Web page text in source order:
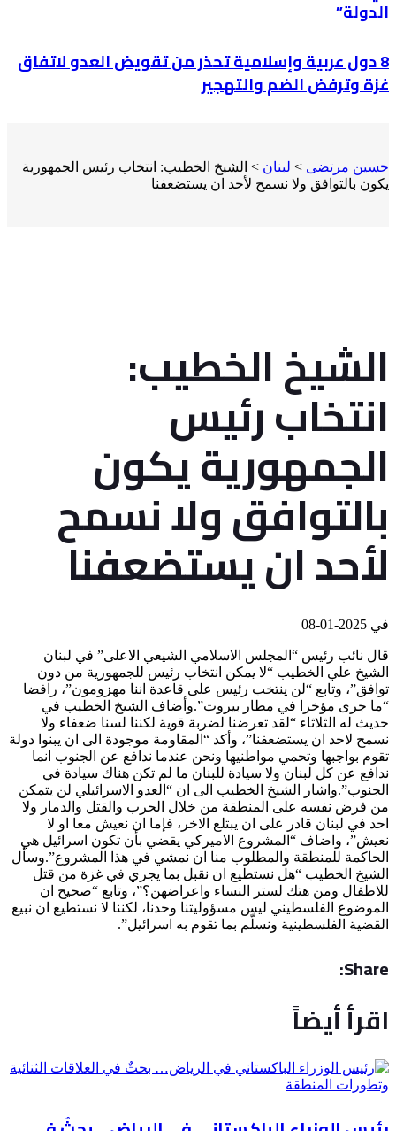
الدولة”
8 دول عربية وإسلامية تحذر من تقويض العدو لاتفاق
غزة وترفض الضم والتهجير
حسين مرتضى > لبنان > الشيخ الخطيب: انتخاب رئيس الجمهورية
يكون بالتوافق ولا نسمح لأحد ان يستضعفنا
الشيخ الخطيب:
انتخاب رئيس
الجمهورية يكون
بالتوافق ولا نسمح
لأحد ان يستضعفنا
في
قال نائب رئيس “المجلس الاسلامي الشيعي الاعلى” في لبنان
الشيخ علي الخطيب “لا يمكن انتخاب رئيس للجمهورية من دون
توافق”، وتابع “لن ينتخب رئيس على قاعدة اننا مهزومون”، رافضا
“ما جرى مؤخرا في مطار بيروت”.وأضاف الشيخ الخطيب في
حديث له الثلاثاء “لقد تعرضنا لضربة قوية لكننا لسنا ضعفاء ولا
نسمح لاحد ان يستضعفنا”، وأكد “المقاومة موجودة الى ان يبنوا دولة
تقوم بواجبها وتحمي مواطنيها ونحن عندما ندافع عن الجنوب انما
ندافع عن كل لبنان ولا سيادة للبنان ما لم تكن هناك سيادة في
الجنوب”.واشار الشيخ الخطيب الى ان “العدو الاسرائيلي لن يتمكن
من فرض نفسه على المنطقة من خلال الحرب والقتل والدمار ولا
احد في لبنان قادر على ان يبتلع الاخر، فإما ان نعيش معا او لا
نعيش”، واضاف “المشروع الاميركي يقضي بأن تكون اسرائيل هي
الحاكمة للمنطقة والمطلوب منا ان نمشي في هذا المشروع”.وسأل
الشيخ الخطيب “هل نستطيع ان نقبل بما يجري في غزة من قتل
للاطفال ومن هتك لستر النساء واعراضهن؟”، وتابع “صحيح ان
الموضوع الفلسطيني ليس مسؤوليتنا وحدنا، لكننا لا نستطيع ان نبيع
القضية الفلسطينية ونسلّم بما تقوم به اسرائيل”.
Share:
اقرأ أيضاً